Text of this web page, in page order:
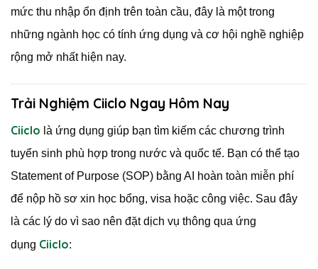
mức thu nhập ổn định trên toàn cầu, đây là một trong
những ngành học có tính ứng dụng và cơ hội nghề nghiệp
rộng mở nhất hiện nay.
Trải Nghiệm Ciiclo Ngay Hôm Nay
Ciiclo là ứng dụng giúp bạn tìm kiếm các chương trình
tuyển sinh phù hợp trong nước và quốc tế. Bạn có thể tạo
Statement of Purpose (SOP) bằng AI hoàn toàn miễn phí
để nộp hồ sơ xin học bổng, visa hoặc công việc. Sau đây
là các lý do vì sao nên đặt dịch vụ thông qua ứng
dụng Ciiclo: